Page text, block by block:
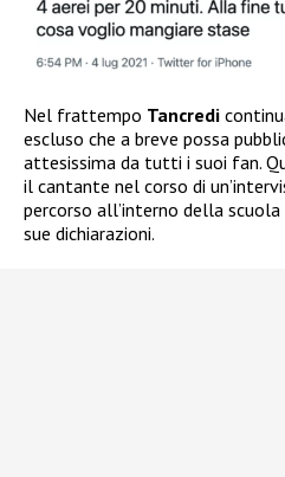
Nel frattempo Tancredi
escluso che a breve possa
attesissima da tutti i suoi fan.
il cantante nel corso di
percorso all’interno della scuola
sue dichiarazioni.